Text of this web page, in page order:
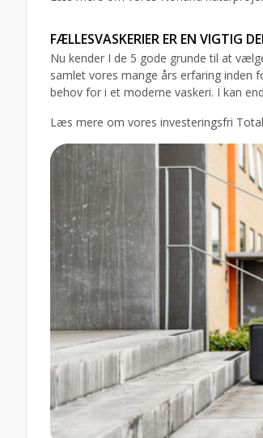
FÆLLESVASKERIER ER EN VIGTIG
Nu kender I de 5 gode grunde til at
samlet vores mange års erfaring inden
behov for i et moderne vaskeri. I kan
Læs mere om vores investeringsfri